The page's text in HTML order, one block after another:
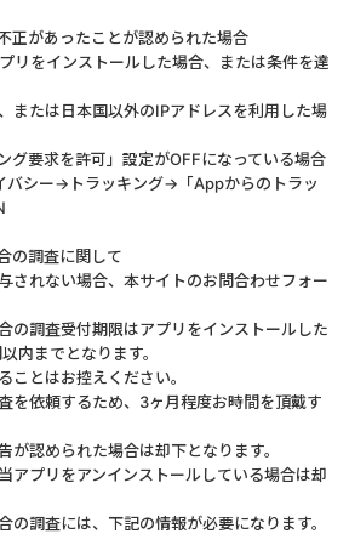
正があったことが認められた場合
リをインストールした場合、または条件を達
または日本国以外のIPアドレスを利用した場
グ要求を許可」設定がOFFになっている場合
バシー→トラッキング→「Appからのトラッ
の調査に関して
されない場合、本サイトのお問合わせフォー
の調査受付期限はアプリをインストールした
内までとなります。
ことはお控えください。
を依頼するため、3ヶ月程度お時間を頂戴す
が認められた場合は却下となります。
アプリをアンインストールしている場合は却
の調査には、下記の情報が必要になります。